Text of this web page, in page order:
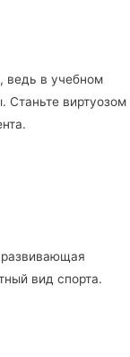
ведь в учебном
Станьте виртуозом
развивающая
вид спорта.